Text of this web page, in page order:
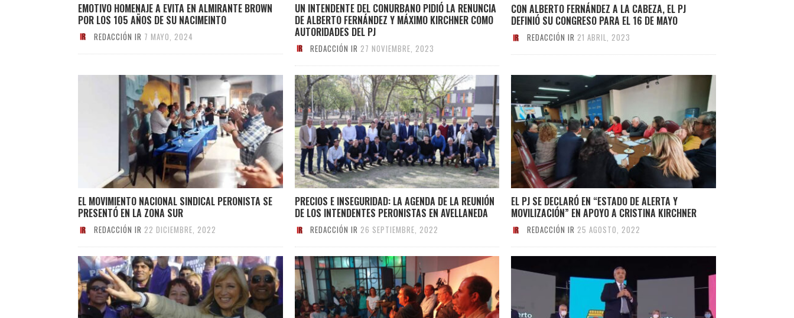
EMOTIVO HOMENAJE A EVITA EN ALMIRANTE BROWN
POR LOS 105 AÑOS DE SU NACIMEINTO
REDACCIÓN IR 7 MAYO, 2024
UN INTENDENTE DEL CONURBANO PIDIÓ LA RENUNCIA
DE ALBERTO FERNÁNDEZ Y MÁXIMO KIRCHNER COMO
AUTORIDADES DEL PJ
REDACCIÓN IR 27 NOVIEMBRE, 2023
CON ALBERTO FERNÁNDEZ A LA CABEZA, EL PJ
DEFINIÓ SU CONGRESO PARA EL 16 DE MAYO
REDACCIÓN IR 21 ABRIL, 2023
EL MOVIMIENTO NACIONAL SINDICAL PERONISTA SE
PRESENTÓ EN LA ZONA SUR
REDACCIÓN IR 22 DICIEMBRE, 2022
PRECIOS E INSEGURIDAD: LA AGENDA DE LA REUNIÓN
DE LOS INTENDENTES PERONISTAS EN AVELLANEDA
REDACCIÓN IR 26 SEPTIEMBRE, 2022
EL PJ SE DECLARÓ EN “ESTADO DE ALERTA Y
MOVILIZACIÓN” EN APOYO A CRISTINA KIRCHNER
REDACCIÓN IR 25 AGOSTO, 2022